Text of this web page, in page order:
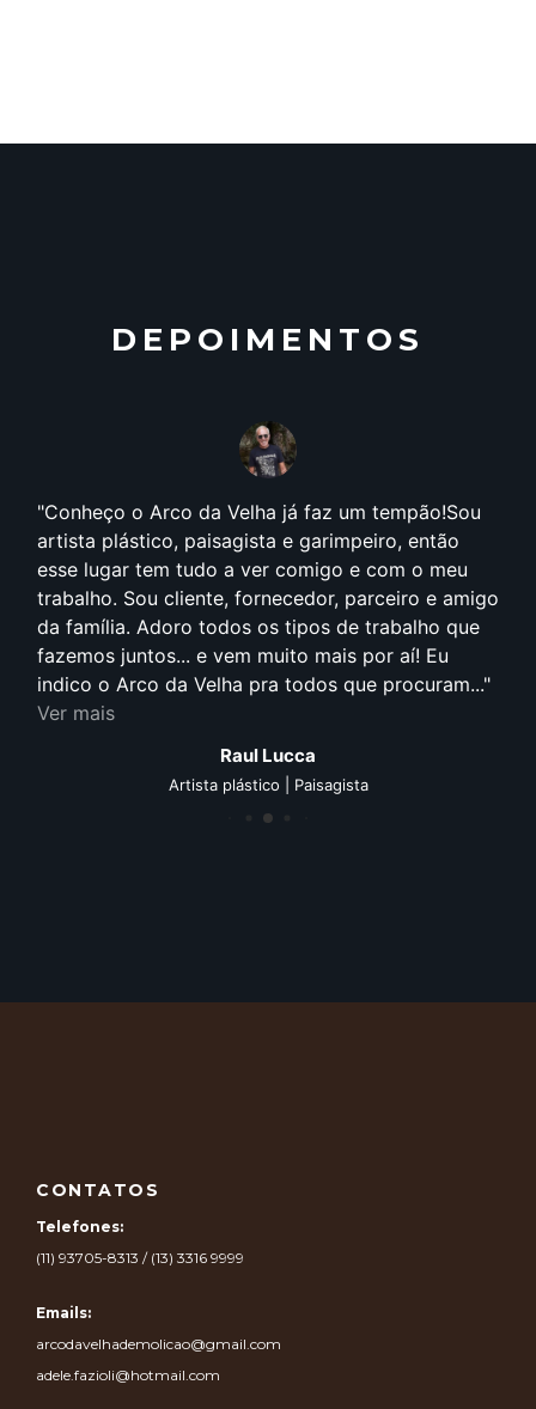
DEPOIMENTOS
Conheço o Arco da Velha já faz um tempão!Sou
artista plástico, paisagista e garimpeiro, então
esse lugar tem tudo a ver comigo e com o meu
trabalho. Sou cliente, fornecedor, parceiro e amigo
da família. Adoro todos os tipos de trabalho que
fazemos juntos... e vem muito mais por aí! Eu
indico o Arco da Velha pra todos que procuram...
Ver mais
Raul Lucca
Artista plástico | Paisagista
CONTATOS
Telefones:
(11) 93705-8313 / (13) 3316 9999
Emails:
arcodavelhademolicao@gmail.com
adele.fazioli@hotmail.com